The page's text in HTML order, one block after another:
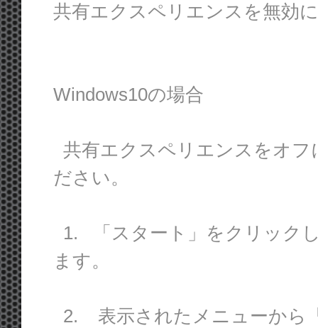
共有エクスペリエンスを無効
Windows10の場合
共有エクスペリエンスをオ
ださい。
1. 「スタート」をクリック
ます。
2. 表示されたメニューから